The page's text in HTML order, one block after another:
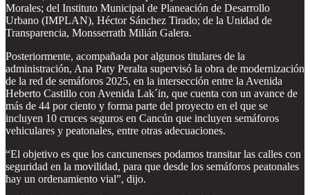
Morales; del Instituto Municipal de Planeación de Desarrollo
Urbano (IMPLAN), Héctor Sánchez Tirado; de la Unidad de
Transparencia, Monsserrath Milián Galera.
Posteriormente, acompañada por algunos titulares de la
administración, Ana Paty Peralta supervisó la obra de modernización
de la red de semáforos 2025, en la intersección entre la Avenida
Heberto Castillo con Avenida Lak´in, que cuenta con un avance de
más de 44 por ciento y forma parte del proyecto en el que se
incluyen 10 cruces seguros en Cancún que incluyen semáforos
vehiculares y peatonales, entre otras adecuaciones.
“El objetivo es que los cancunenses podamos transitar las calles con
seguridad en la movilidad, para que desde los semáforos peatonales
hay un ordenamiento vial”, dijo.